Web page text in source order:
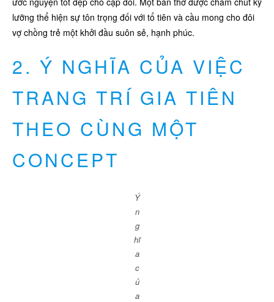
lưỡng thể hiện sự tôn trọng đối với tổ tiên và cầu mong cho đôi
vợ chồng trẻ một khởi đầu suôn sẻ, hạnh phúc.
2. Ý NGHĨA CỦA VIỆC
TRANG TRÍ GIA TIÊN
THEO CÙNG MỘT
CONCEPT
Ý
n
g
hĩ
a
c
ủ
a